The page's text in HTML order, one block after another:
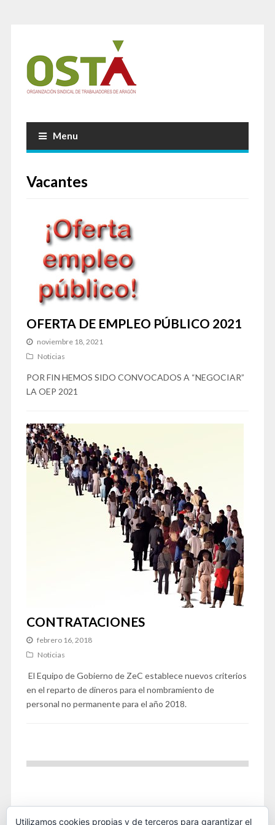
Menu
Vacantes
OFERTA DE EMPLEO PÚBLICO 2021
noviembre 18, 2021
Noticias
POR FIN HEMOS SIDO CONVOCADOS A “NEGOCIAR”
LA OEP 2021
CONTRATACIONES
febrero 16, 2018
Noticias
El Equipo de Gobierno de ZeC establece nuevos criterios
en el reparto de dineros para el nombramiento de
personal no permanente para el año 2018.
Utilizamos cookies propias y de terceros para garantizar el